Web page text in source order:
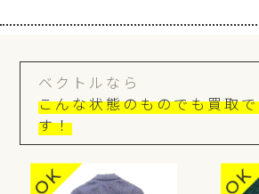
ベクトルなら
こんな状態のものでも買取
す！